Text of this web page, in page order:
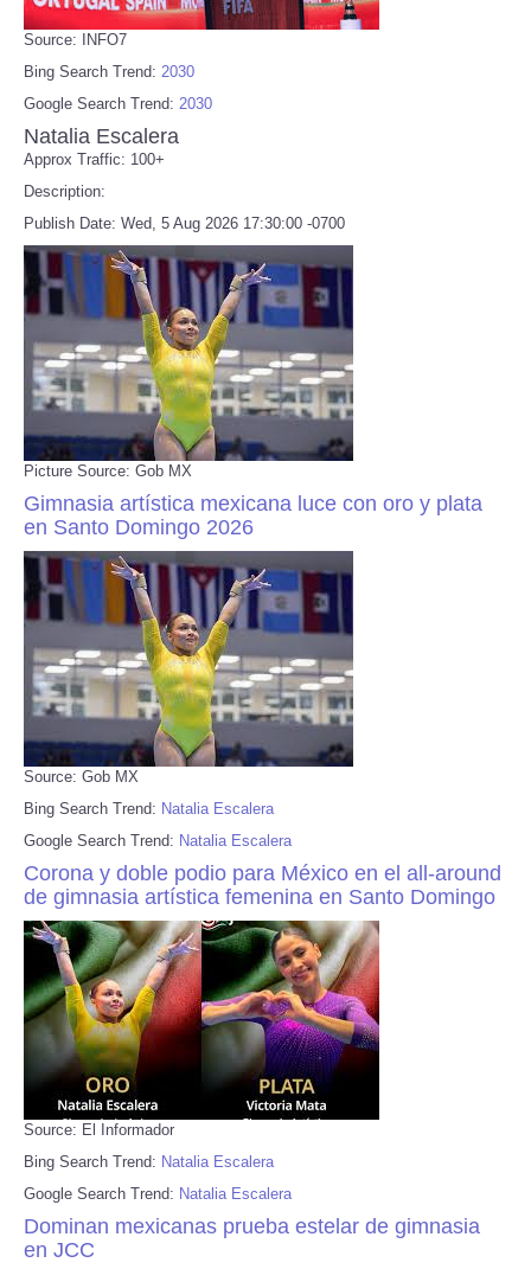
Source: INFO7
Bing Search Trend: 2030
Google Search Trend: 2030
Natalia Escalera
Approx Traffic: 100+
Description:
Publish Date: Wed, 5 Aug 2026 17:30:00 -0700
Picture Source: Gob MX
Gimnasia artística mexicana luce con oro y plata
en Santo Domingo 2026
Source: Gob MX
Bing Search Trend: Natalia Escalera
Google Search Trend: Natalia Escalera
Corona y doble podio para México en el all-around
de gimnasia artística femenina en Santo Domingo
Source: El Informador
Bing Search Trend: Natalia Escalera
Google Search Trend: Natalia Escalera
Dominan mexicanas prueba estelar de gimnasia
en JCC